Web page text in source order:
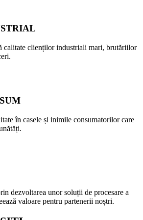
calitate clienților industriali mari, brutăriilor
în casele și inimile consumatorilor care
dezvoltarea unor soluții de procesare a
valoare pentru partenerii noștri.